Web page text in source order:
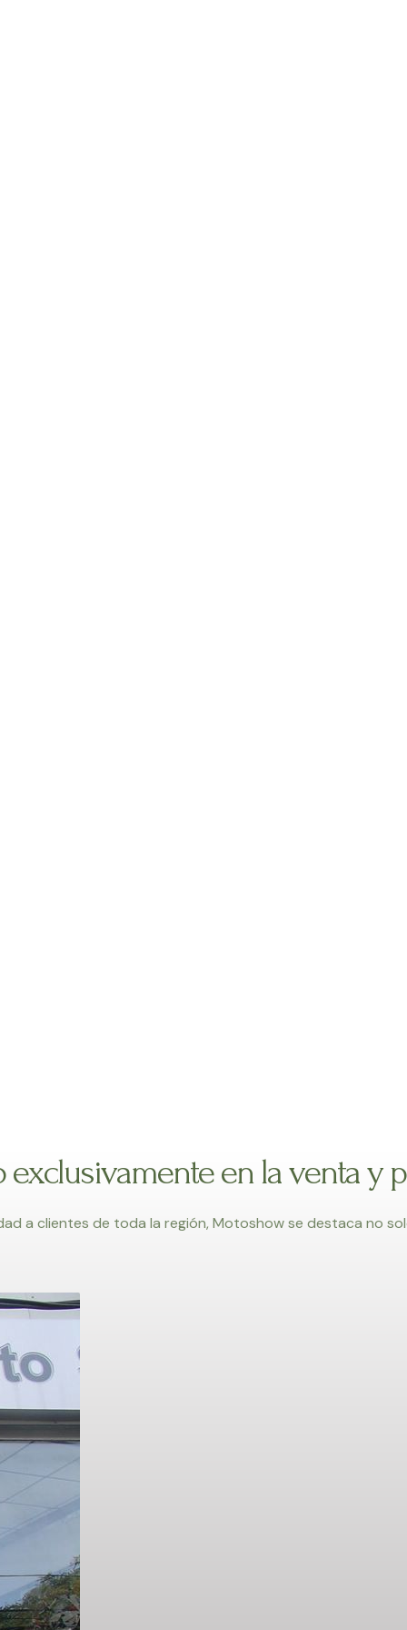
en la venta y
a clientes de toda la región, Motoshow se destaca no